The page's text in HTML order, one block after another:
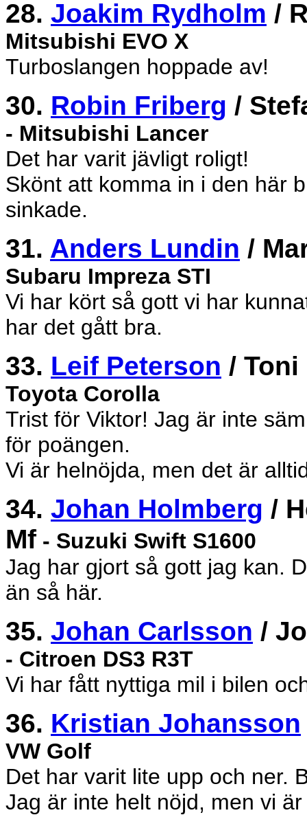
28. Joakim Rydholm /
Mitsubishi EVO X
Turboslangen hoppade av!
30. Robin Friberg /
- Mitsubishi Lancer
Det har varit jävligt roligt!
Skönt att komma in i den här
sinkade.
31. Anders Lundin /
Subaru Impreza STI
Vi har kört så gott vi har
har det gått bra.
33. Leif Peterson /
Toyota Corolla
Trist för Viktor! Jag är inte
för poängen.
Vi är helnöjda, men det är
34. Johan Holmberg /
Mf - Suzuki Swift S1600
Jag har gjort så gott jag kan.
än så här.
35. Johan Carlsson /
- Citroen DS3 R3T
Vi har fått nyttiga mil i bilen
36. Kristian Johansson
VW Golf
Det har varit lite upp och ner.
Jag är inte helt nöjd, men vi